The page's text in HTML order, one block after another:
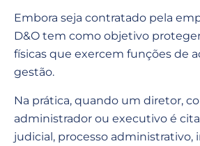
Embora seja contratado pela
D&O tem como objetivo
físicas que exercem funções de
gestão.
Na prática, quando um diretor,
administrador ou executivo é
judicial, processo administrativo,